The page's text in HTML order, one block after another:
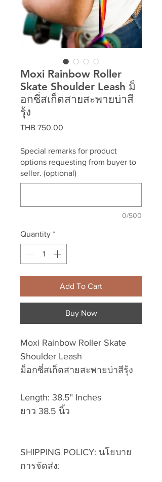
Moxi Rainbow Roller
Skate Shoulder Leash ม็
อกซี่สเก็ตสายสะพายบ่าสี
รุ้ง
THB 750.00
Special remarks for product
options requesting from buyer to
seller. (optional)
0/500
Quantity *
Add To Cart
Buy Now
Moxi Rainbow Roller Skate
Shoulder Leash
ม็อกซี่สเก็ตสายสะพายบ่าสีรุ้ง
Length: 38.5" Inches
ยาว 38.5 นิ้ว
SHIPPING POLICY: นโยบาย
การจัดส่ง: